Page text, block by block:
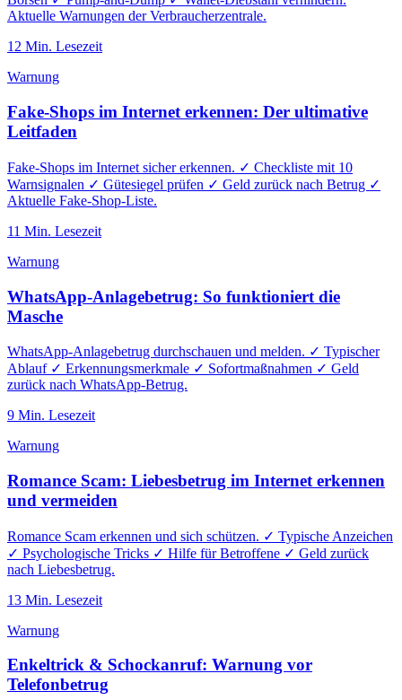
Aktuelle Warnungen der Verbraucherzentrale.
12 Min. Lesezeit
Warnung
Fake-Shops im Internet erkennen: Der ultimative
Leitfaden
Fake-Shops im Internet sicher erkennen. ✓ Checkliste mit 10
Warnsignalen ✓ Gütesiegel prüfen ✓ Geld zurück nach Betrug ✓
Aktuelle Fake-Shop-Liste.
11 Min. Lesezeit
Warnung
WhatsApp-Anlagebetrug: So funktioniert die
Masche
WhatsApp-Anlagebetrug durchschauen und melden. ✓ Typischer
Ablauf ✓ Erkennungsmerkmale ✓ Sofortmaßnahmen ✓ Geld
zurück nach WhatsApp-Betrug.
9 Min. Lesezeit
Warnung
Romance Scam: Liebesbetrug im Internet erkennen
und vermeiden
Romance Scam erkennen und sich schützen. ✓ Typische Anzeichen
✓ Psychologische Tricks ✓ Hilfe für Betroffene ✓ Geld zurück
nach Liebesbetrug.
13 Min. Lesezeit
Warnung
Enkeltrick & Schockanruf: Warnung vor
Telefonbetrug